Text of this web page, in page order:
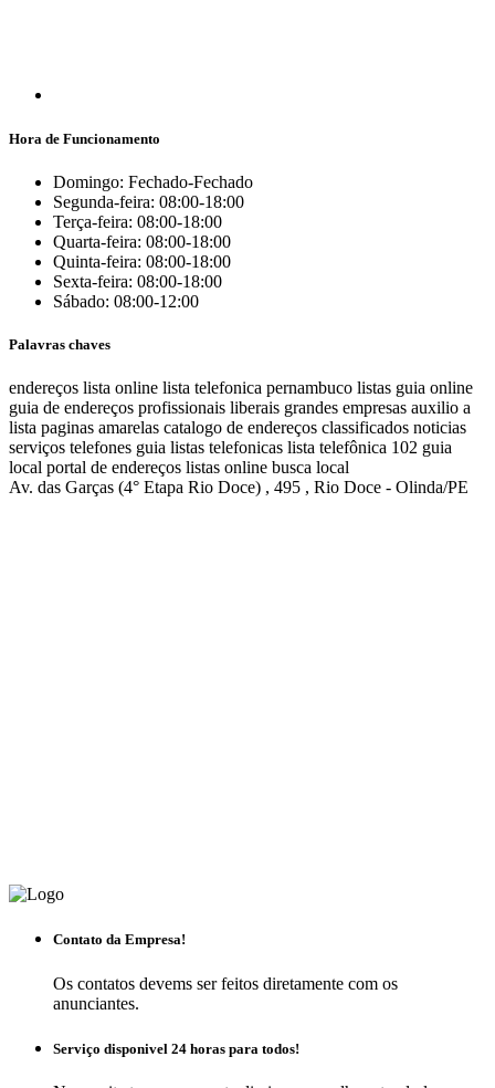
Hora de Funcionamento
Domingo: Fechado-Fechado
Segunda-feira: 08:00-18:00
Terça-feira: 08:00-18:00
Quarta-feira: 08:00-18:00
Quinta-feira: 08:00-18:00
Sexta-feira: 08:00-18:00
Sábado: 08:00-12:00
Palavras chaves
endereços lista online lista telefonica pernambuco listas guia online
guia de endereços profissionais liberais grandes empresas auxilio a
lista paginas amarelas catalogo de endereços classificados noticias
serviços telefones guia listas telefonicas lista telefônica 102 guia
local portal de endereços listas online busca local
Av. das Garças (4° Etapa Rio Doce) , 495 , Rio Doce - Olinda/PE
Contato da Empresa!
Os contatos devems ser feitos diretamente com os
anunciantes.
Serviço disponivel 24 horas para todos!